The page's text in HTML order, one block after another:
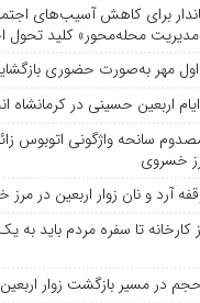
برای کاهش آسیب‌های
محله‌محور» کلید تحول
مهر به‌صورت حضوری
اربعین حسینی در کرمانشاه
۱۵ مصدوم سانحه واژگونی اتوبوس
خسروی
آرد و نان زوار اربعین در
کارخانه تا سفره مردم باید
در مسیر بازگشت زوار